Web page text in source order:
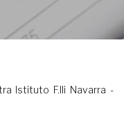
Istituto F.lli Navarra -